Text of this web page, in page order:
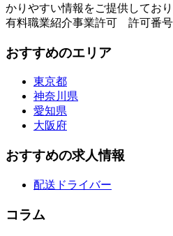
かりやすい情報をご提供しており
有料職業紹介事業許可 許可番号
おすすめのエリア
東京都
神奈川県
愛知県
大阪府
おすすめの求人情報
配送ドライバー
コラム